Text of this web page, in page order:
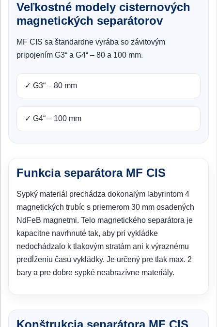
Veľkostné modely cisternových
magnetických separátorov
MF CIS sa štandardne vyrába so závitovým
pripojením G3“ a G4“ – 80 a 100 mm.
✓ G3“ – 80 mm
✓ G4“ – 100 mm
Funkcia separátora MF CIS
Sypký materiál prechádza dokonalým labyrintom 4
magnetických trubíc s priemerom 30 mm osadených
NdFeB magnetmi. Telo magnetického separátora je
kapacitne navrhnuté tak, aby pri vykládke
nedochádzalo k tlakovým stratám ani k výraznému
predĺženiu času vykládky. Je určený pre tlak max. 2
bary a pre dobre sypké neabrazívne materiály.
Konštrukcia separátora MF CIS